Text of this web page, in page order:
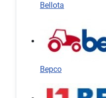
Bellota
Bepco